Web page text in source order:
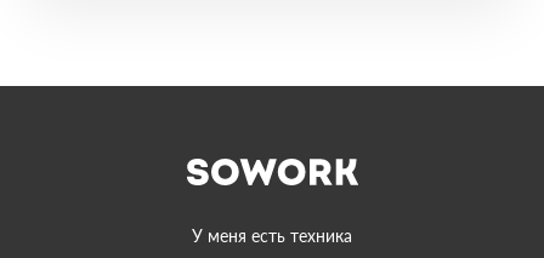
У меня есть техника